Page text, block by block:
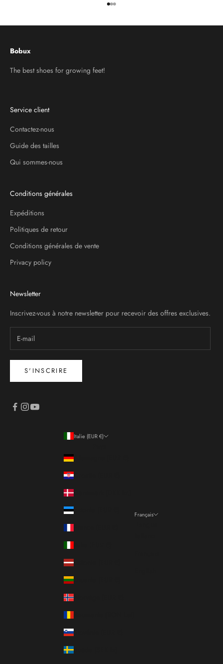
Aller à l'élément 1
Aller à l'élément 2
Aller à l'élément 3
Bobux
The best shoes for growing feet!
Service client
Contactez-nous
Guide des tailles
Qui sommes-nous
Conditions générales
Expéditions
Politiques de retour
Conditions générales de vente
Privacy policy
Newsletter
Inscrivez-vous à notre newsletter pour recevoir des offres exclusives.
S'INSCRIRE
Italie (EUR €)
Français